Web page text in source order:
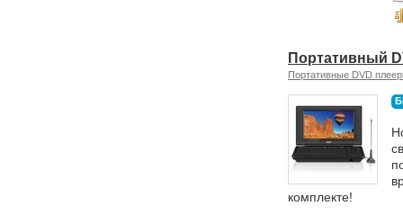
Портативный
Портативные DVD
комплекте!